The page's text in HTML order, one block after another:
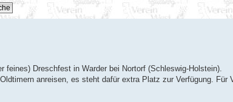
feines) Dreschfest in Warder bei Nortorf (Schleswig-Holstein).
anreisen, es steht dafür extra Platz zur Verfügung. Für